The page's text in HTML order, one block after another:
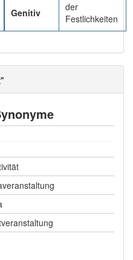
: 1
haben den Artikel
Genitiv
der
Festlichkeiten